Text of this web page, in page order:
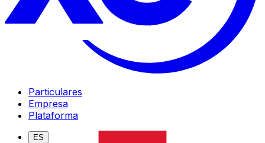
Particulares
Empresa
Plataforma
ES